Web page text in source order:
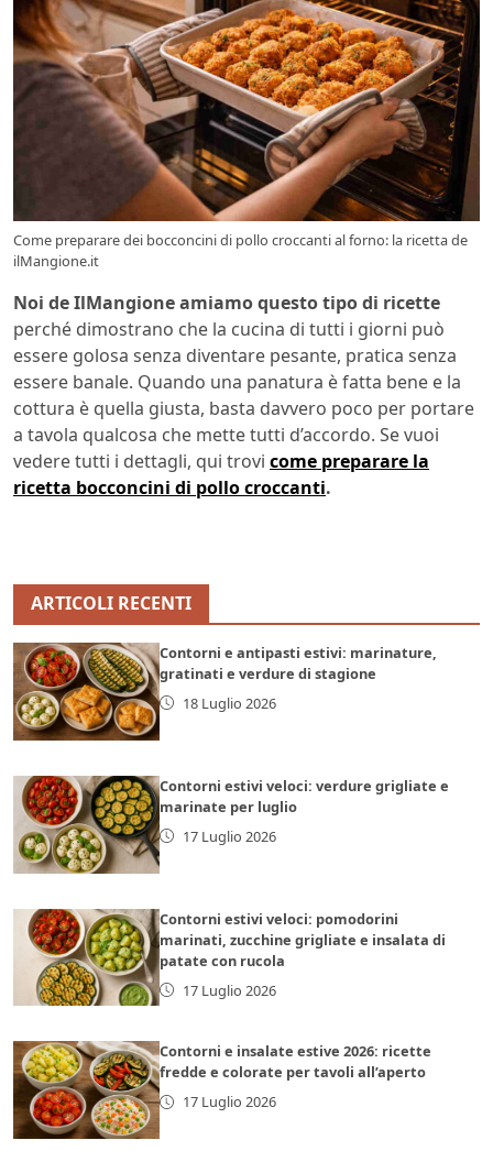
Come preparare dei bocconcini di pollo croccanti al forno: la ricetta de
ilMangione.it
Noi de IlMangione amiamo questo tipo di ricette
perché dimostrano che la cucina di tutti i giorni può
essere golosa senza diventare pesante, pratica senza
essere banale. Quando una panatura è fatta bene e la
cottura è quella giusta, basta davvero poco per portare
a tavola qualcosa che mette tutti d’accordo. Se vuoi
vedere tutti i dettagli, qui trovi come preparare la
ricetta bocconcini di pollo croccanti.
ARTICOLI RECENTI
Contorni e antipasti estivi: marinature,
gratinati e verdure di stagione
18 Luglio 2026
Contorni estivi veloci: verdure grigliate e
marinate per luglio
17 Luglio 2026
Contorni estivi veloci: pomodorini
marinati, zucchine grigliate e insalata di
patate con rucola
17 Luglio 2026
Contorni e insalate estive 2026: ricette
fredde e colorate per tavoli all’aperto
17 Luglio 2026